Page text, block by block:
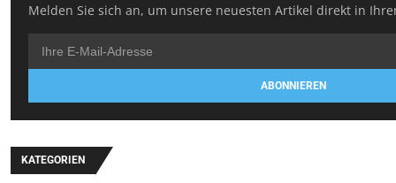
Melden Sie sich an, um unsere neuesten Artikel direkt in
ABONNIEREN
KATEGORIEN